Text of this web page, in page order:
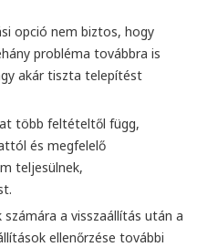
opció nem biztos, hogy
probléma továbbra is
akár tiszta telepítést
több feltételtől függ,
és megfelelő
teljesülnek,
számára a visszaállítás után a
ellenőrzése további